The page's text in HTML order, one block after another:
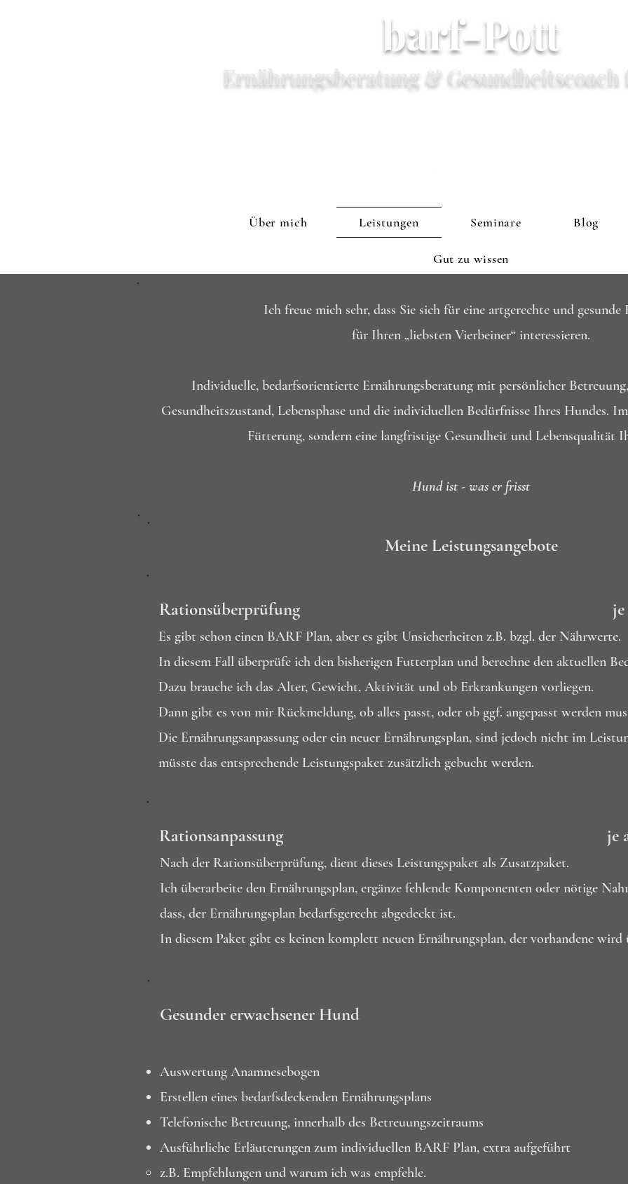
barf-Pott
Ernährungsberatung & Gesundheitscoach
Über mich Leistungen Seminare Blog
Gut zu wissen
Ich freue mich sehr, dass Sie sich für eine artgerechte und
für Ihren „liebsten Vierbeiner“ interessieren.
Individuelle, bedarfsorientierte Ernährungsberatung mit persönlicher
Gesundheitszustand, Lebensphase und die individuellen Bedürfnisse Ihres Hundes.
Fütterung, sondern eine langfristige Gesundheit und Lebensqualität
Hund ist - was er frisst
Meine Leistungsangebote
Rationsüberprüfung
Es gibt schon einen BARF Plan, aber es gibt Unsicherheiten z.B. bzgl. der Nährwerte.
In diesem Fall überprüfe ich den bisherigen Futterplan und berechne den aktuellen
Dazu brauche ich das Alter, Gewicht, Aktivität und ob Erkrankungen vorliegen.
Dann gibt es von mir Rückmeldung, ob alles passt, oder ob ggf. angepasst werden
Die Ernährungsanpassung oder ein neuer Ernährungsplan, sind jedoch nicht im
müsste das entsprechende Leistungspaket zusätzlich gebucht werden.
Rationsanpassung je
Nach der Rationsüberprüfung, dient dieses Leistungspaket als Zusatzpaket.
Ich überarbeite den Ernährungsplan, ergänze fehlende Komponenten oder nötige
dass, der Ernährungsplan bedarfsgerecht abgedeckt ist.
In diesem Paket gibt es keinen komplett neuen Ernährungsplan, der vorhandene wird
Gesunder erwachsener Hund
Auswertung Anamnesebogen
Erstellen eines bedarfsdeckenden Ernährungsplans
Telefonische Betreuung, innerhalb des Betreuungszeitraums
Ausführliche Erläuterungen zum individuellen BARF Plan, extra aufgeführt
z.B. Empfehlungen und warum ich was empfehle.